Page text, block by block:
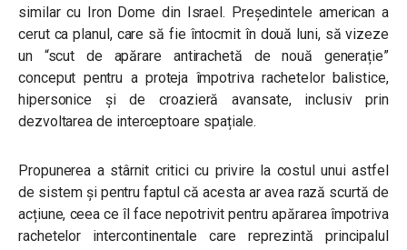
similar cu Iron Dome din Israel. Președintele american a
cerut ca planul, care să fie întocmit în două luni, să vizeze
un “scut de apărare antirachetă de nouă generație”
conceput pentru a proteja împotriva rachetelor balistice,
hipersonice și de croazieră avansate, inclusiv prin
dezvoltarea de interceptoare spațiale.
Propunerea a stârnit critici cu privire la costul unui astfel
de sistem și pentru faptul că acesta ar avea rază scurtă de
acțiune, ceea ce îl face nepotrivit pentru apărarea împotriva
rachetelor intercontinentale care reprezintă principalul